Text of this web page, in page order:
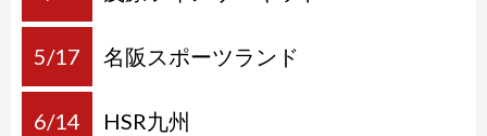
5/17 名阪スポーツランド
6/14 HSR九州